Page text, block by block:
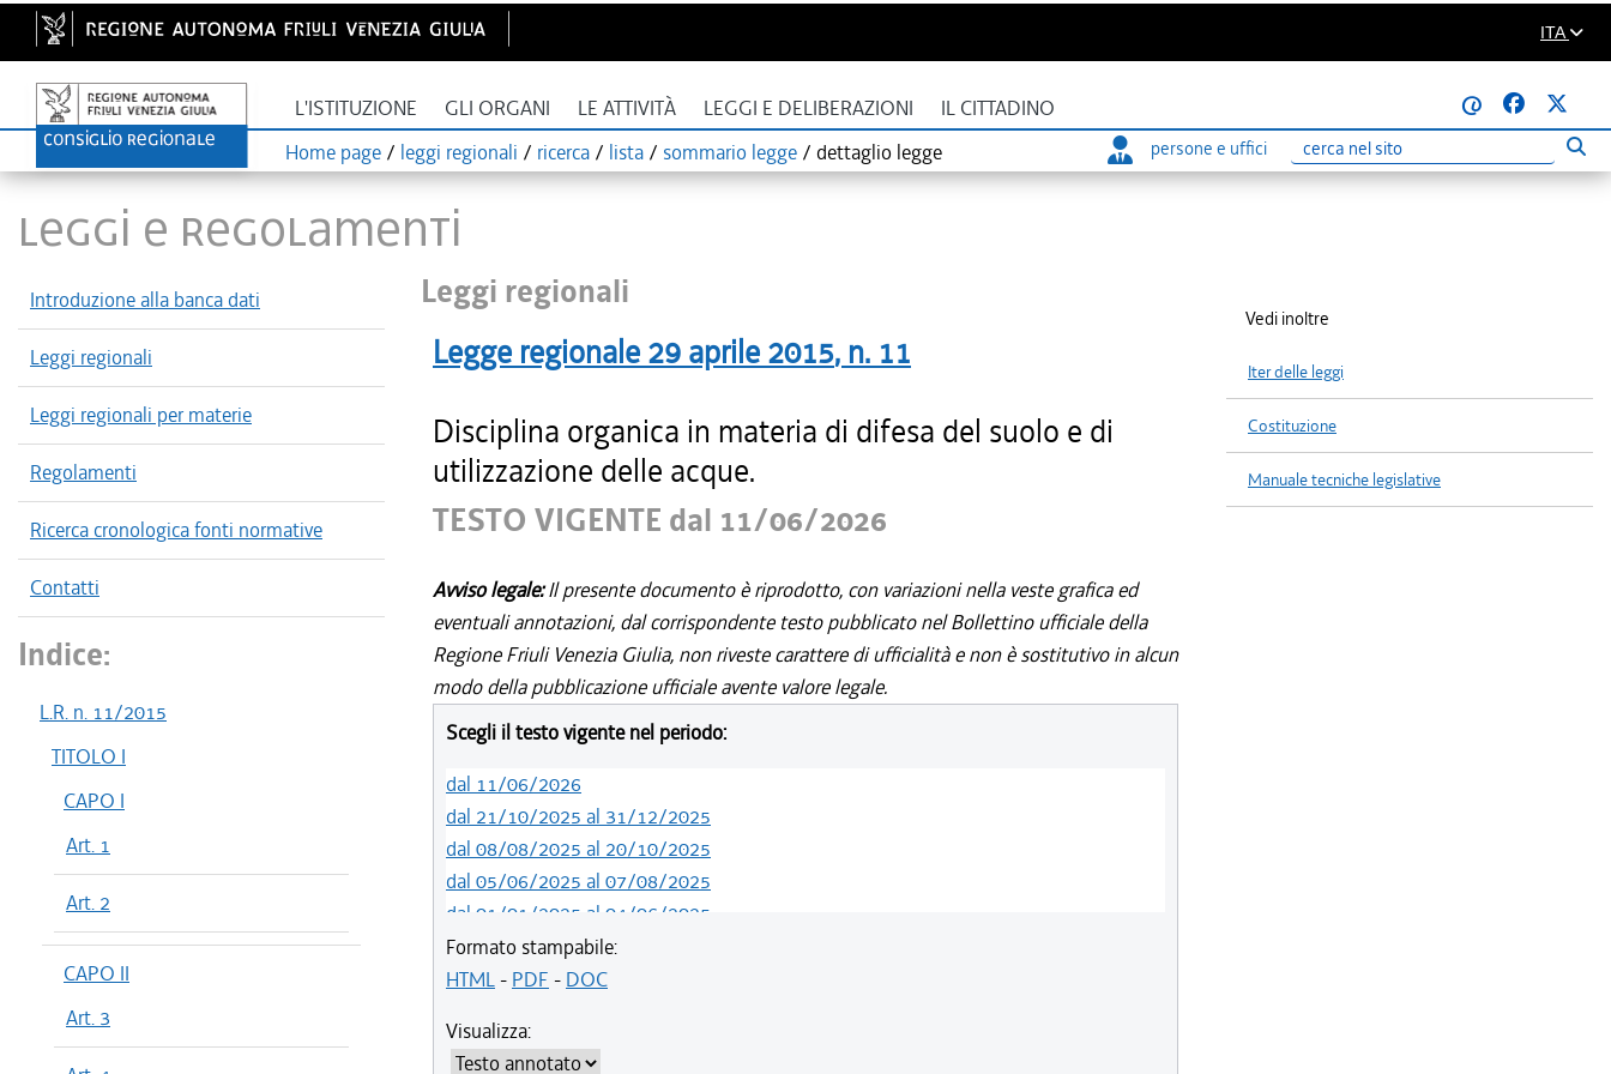
ITA
L'ISTITUZIONE GLI ORGANI LE ATTIVITÀ LEGGI E DELIBERAZIONI IL CITTADINO
@
Home page / leggi regionali / ricerca / lista / sommario legge / dettaglio legge persone e uffici
Ricerca
LEGGI E REGOLAMENTI
Introduzione alla banca dati
Leggi regionali
Leggi regionali per materie
Regolamenti
Ricerca cronologica fonti normative
Contatti
Indice:
L.R. n. 11/2015
TITOLO I
CAPO I
Art. 1
Art. 2
CAPO II
Art. 3
Leggi regionali
Legge regionale 29 aprile 2015, n. 11
Disciplina organica in materia di difesa del suolo e di
utilizzazione delle acque.
TESTO VIGENTE dal 11/06/2026
Avviso legale:Il presente documento è riprodotto, con variazioni nella veste grafica ed
eventuali annotazioni, dal corrispondente testo pubblicato nel Bollettino ufficiale della
Regione Friuli Venezia Giulia, non riveste carattere di ufficialità e non è sostitutivo in alcun
modo della pubblicazione ufficiale avente valore legale.
Scegli il testo vigente nel periodo:
dal 11/06/2026
dal 21/10/2025 al 31/12/2025
dal 08/08/2025 al 20/10/2025
dal 05/06/2025 al 07/08/2025
dal 01/01/2025 al 04/06/2025
dal 27/10/2024 al 31/12/2024
dal 01/01/2024 al 26/10/2024
dal 01/01/2023 al 06/03/2023
Formato stampabile:
HTML- PDF - DOC
Visualizza:
Vedi inoltre
Iter delle leggi
Costituzione
Manuale tecniche legislative